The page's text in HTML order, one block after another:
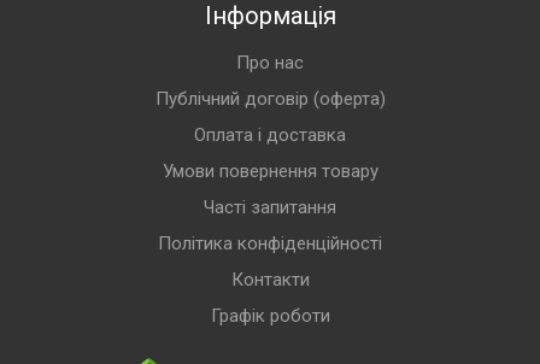
Інформація
Про нас
Публічний договір (оферта)
Оплата і доставка
Умови повернення товару
Часті запитання
Політика конфіденційності
Контакти
Графік роботи